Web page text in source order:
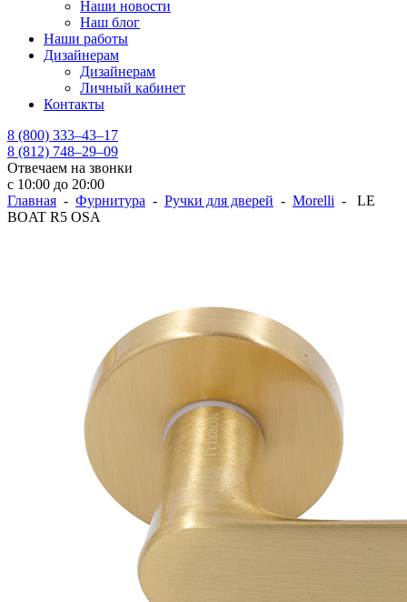
Наши новости
Наш блог
Наши работы
Дизайнерам
Дизайнерам
Личный кабинет
Контакты
8 (800) 333–43–17
8 (812) 748–29–09
Отвечаем на звонки
с 10:00 до 20:00
Главная - Фурнитура - Ручки для дверей - Morelli - LE
BOAT R5 OSA